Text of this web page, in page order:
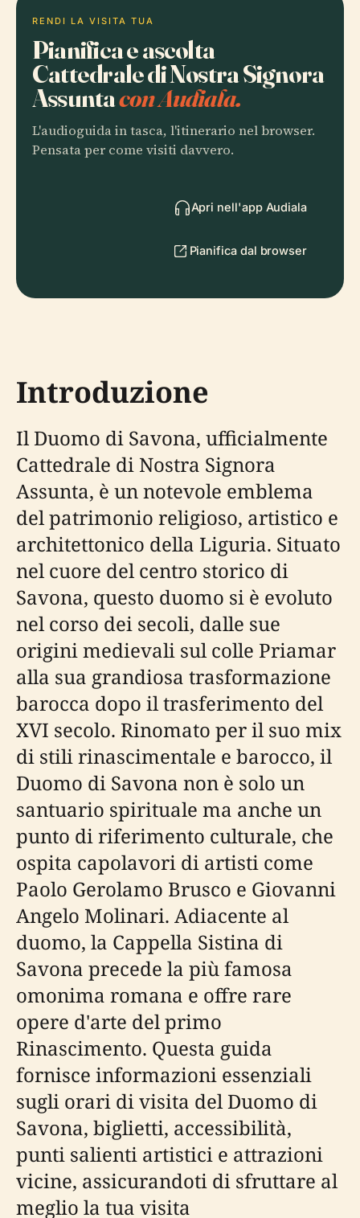
RENDI LA VISITA TUA
Pianifica e ascolta
Cattedrale di Nostra Signora
Assuntacon Audiala.
L'audioguida in tasca, l'itinerario nel browser.
Pensata per come visiti davvero.
Apri nell'app Audiala
Pianifica dal browser
Introduzione
Il Duomo di Savona, ufficialmente
Cattedrale di Nostra Signora
Assunta, è un notevole emblema
del patrimonio religioso, artistico e
architettonico della Liguria. Situato
nel cuore del centro storico di
Savona, questo duomo si è evoluto
nel corso dei secoli, dalle sue
origini medievali sul colle Priamar
alla sua grandiosa trasformazione
barocca dopo il trasferimento del
XVI secolo. Rinomato per il suo mix
di stili rinascimentale e barocco, il
Duomo di Savona non è solo un
santuario spirituale ma anche un
punto di riferimento culturale, che
ospita capolavori di artisti come
Paolo Gerolamo Brusco e Giovanni
Angelo Molinari. Adiacente al
duomo, la Cappella Sistina di
Savona precede la più famosa
omonima romana e offre rare
opere d'arte del primo
Rinascimento. Questa guida
fornisce informazioni essenziali
sugli orari di visita del Duomo di
Savona, biglietti, accessibilità,
punti salienti artistici e attrazioni
vicine, assicurandoti di sfruttare al
meglio la tua visita